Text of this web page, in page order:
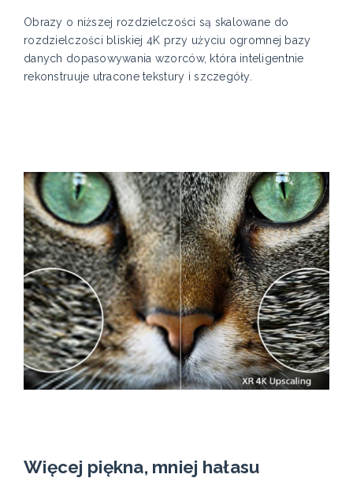
Obrazy o niższej rozdzielczości są skalowane do
rozdzielczości bliskiej 4K przy użyciu ogromnej bazy
danych dopasowywania wzorców, która inteligentnie
rekonstruuje utracone tekstury i szczegóły.
Więcej piękna, mniej hałasu